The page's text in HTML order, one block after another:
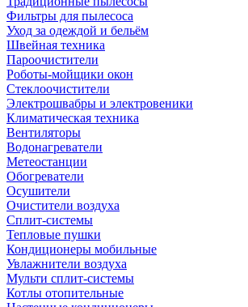
Фильтры для пылесоса
Уход за одеждой и бельём
Швейная техника
Пароочистители
Роботы-мойщики окон
Стеклоочистители
Электрошвабры и электровеники
Климатическая техника
Вентиляторы
Водонагреватели
Метеостанции
Обогреватели
Осушители
Очистители воздуха
Сплит-системы
Тепловые пушки
Кондиционеры мобильные
Увлажнители воздуха
Мульти сплит-системы
Котлы отопительные